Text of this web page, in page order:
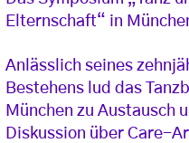
Elternschaft“ in
Anlässlich seines
Bestehens lud das
München zu Austausch
Diskussion über Care-